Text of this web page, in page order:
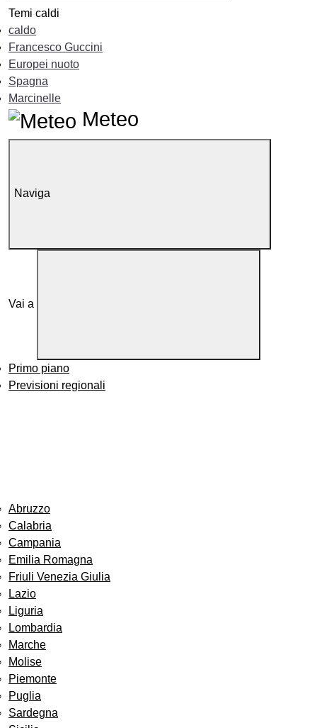
Temi caldi
caldo
Francesco Guccini
Europei nuoto
Spagna
Marcinelle
Meteo
Naviga
Vai a
Primo piano
Previsioni regionali
Abruzzo
Calabria
Campania
Emilia Romagna
Friuli Venezia Giulia
Lazio
Liguria
Lombardia
Marche
Molise
Piemonte
Puglia
Sardegna